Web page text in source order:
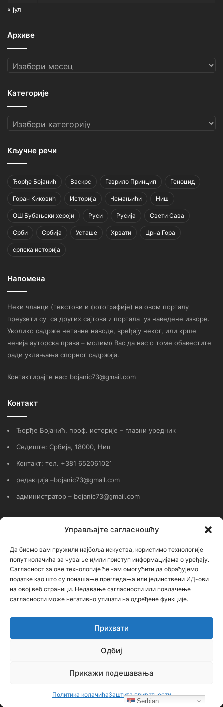
Управљајте сагласношћу
Да бисмо вам пружили најбоља искуства, користимо технологије
попут колачића за чување и/или приступ информацијама о уређају.
Сагласност за ове технологије ће нам омогућити да обрађујемо
податке као што су понашање прегледања или јединствени ИД-ови
на овој веб страници. Недавање сагласности или повлачење
сагласности може негативно утицати на одређене функције.
Прихвати
Одбиј
Прикажи подешавања
Политика колачићаЗаштита приватности
« јул
Архиве
Архиве
Категорије
Категорије
Кључне речи
Ђорђе Бојанић Васкрс Гаврило Принцип Геноцид
Горан Киковић Историја Немањићи Ниш
ОШ Бубањски хероји Руси Русија Свети Сава
Срби Србија Усташе Хрвати Црна Гора
српска историја
Напомена
Неки чланци (текстови и фотографије) на овом порталу
преузети су са других сајтова и портала уз наведене изворе.
Уколико садрже нетачне наводе, вређају неког, или крше
нечија ауторска права – молимо Вас да нас о томе обавестите
ради уклањања спорног садржаја.
Контактирајте нас: bojanic73@gmail.com
Контакт
Ђорђе Бојанић, проф. историје – главни уредник
Седиште: Србија, 18000, Ниш
Контакт: тел. +381 652061021
редакција –bojanic73@gmail.com
администратор – bojanic73@gmail.com
…
утицајем ни једне политичке опције или организације. Сајт није
профитабилан, заснива се на добровољном раду.
Унесите
Serbian